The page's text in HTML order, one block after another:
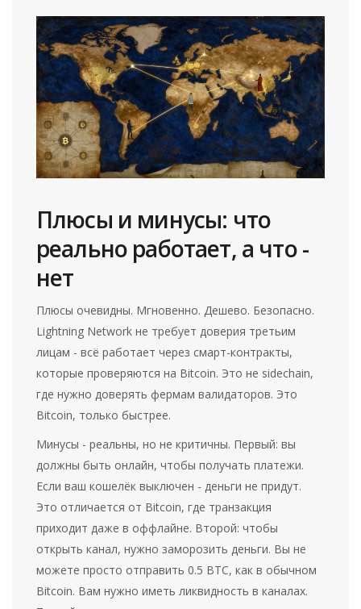
Плюсы и минусы: что
реально работает, а что -
нет
Плюсы очевидны. Мгновенно. Дешево. Безопасно.
Lightning Network не требует доверия третьим
лицам - всё работает через смарт-контракты,
которые проверяются на Bitcoin. Это не sidechain,
где нужно доверять фермам валидаторов. Это
Bitcoin, только быстрее.
Минусы - реальны, но не критичны. Первый: вы
должны быть онлайн, чтобы получать платежи.
Если ваш кошелёк выключен - деньги не придут.
Это отличается от Bitcoin, где транзакция
приходит даже в оффлайне. Второй: чтобы
открыть канал, нужно заморозить деньги. Вы не
можете просто отправить 0.5 BTC, как в обычном
Bitcoin. Вам нужно иметь ликвидность в каналах.